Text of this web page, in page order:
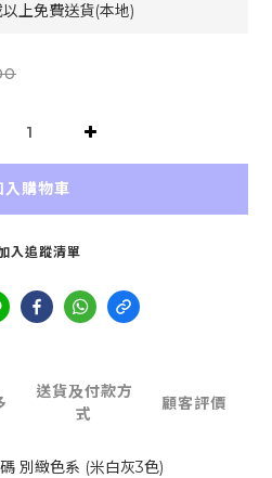
上免費送貨(本地)
入購物車
入追蹤清單
送貨及付款方
式
顧客評價
別緻色系 (米白灰3色)